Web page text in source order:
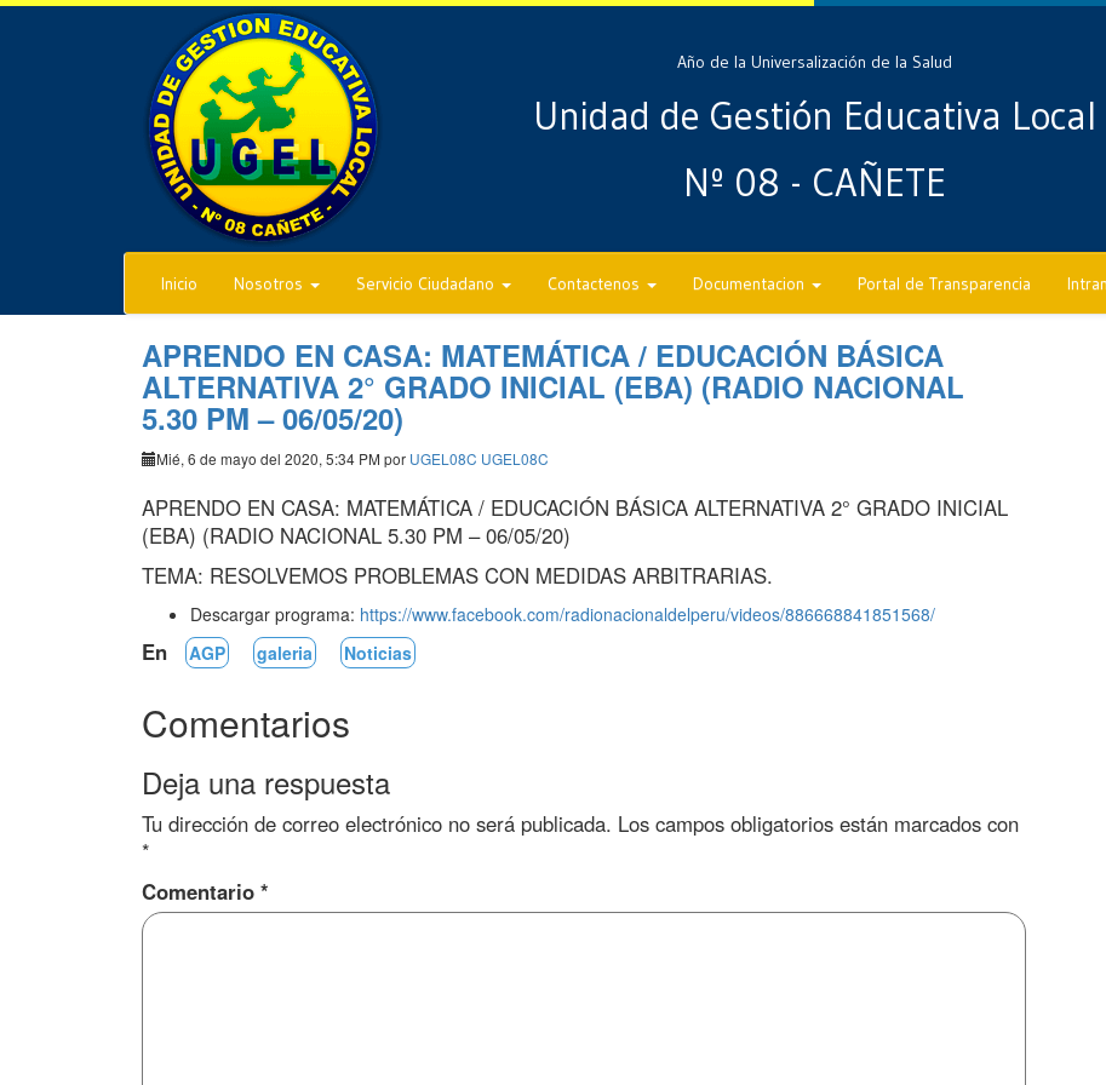
Año de la Universalización de la Salud
Unidad de Gestión Educativa Local
Nº 08 - CAÑETE
Inicio Nosotros Servicio Ciudadano Contactenos Documentacion Portal de Transparencia
APRENDO EN CASA: MATEMÁTICA / EDUCACIÓN BÁSICA
ALTERNATIVA 2° GRADO INICIAL (EBA) (RADIO NACIONAL
5.30 PM – 06/05/20)
Mié, 6 de mayo del 2020, 5:34 PM por UGEL08C UGEL08C
APRENDO EN CASA: MATEMÁTICA / EDUCACIÓN BÁSICA ALTERNATIVA 2° GRADO INICIAL
(EBA) (RADIO NACIONAL 5.30 PM – 06/05/20)
TEMA: RESOLVEMOS PROBLEMAS CON MEDIDAS ARBITRARIAS.
Descargar programa: https://www.facebook.com/radionacionaldelperu/videos/886668841851568/
En AGP galeria Noticias
Comentarios
Deja una respuesta
Tu dirección de correo electrónico no será publicada. Los campos obligatorios están marcados con
*
Comentario *